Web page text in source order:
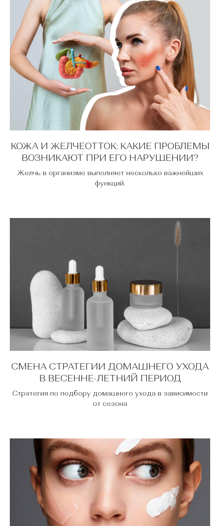
КОЖА И ЖЕЛЧЕОТТОК: КАКИЕ ПРОБЛЕМЫ
ВОЗНИКАЮТ ПРИ ЕГО НАРУШЕНИИ?
Желчь в организме выполняет несколько важнейших
функций.
СМЕНА СТРАТЕГИИ ДОМАШНЕГО УХОДА
В ВЕСЕННЕ-ЛЕТНИЙ ПЕРИОД
Стратегия по подбору домашнего ухода в зависимости
от сезона